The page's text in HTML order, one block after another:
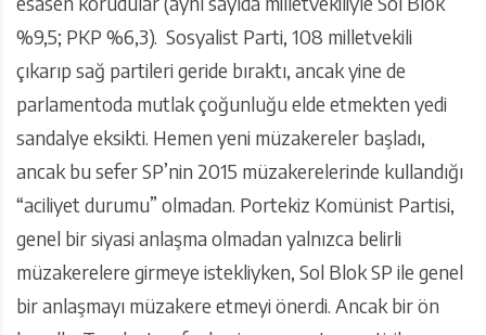
%9,5; PKP %6,3). Sosyalist Parti, 108 milletvekili
çıkarıp sağ partileri geride bıraktı, ancak yine de
parlamentoda mutlak çoğunluğu elde etmekten yedi
sandalye eksikti. Hemen yeni müzakereler başladı,
ancak bu sefer SP’nin 2015 müzakerelerinde kullandığı
“aciliyet durumu” olmadan. Portekiz Komünist Partisi,
genel bir siyasi anlaşma olmadan yalnızca belirli
müzakerelere girmeye istekliyken, Sol Blok SP ile genel
bir anlaşmayı müzakere etmeyi önerdi. Ancak bir ön